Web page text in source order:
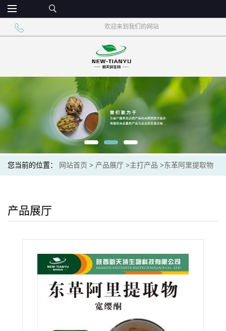
欢迎来到我们的网站
您当前的位置： 网站首页 > 产品展厅 >主打产品 >东革阿里提取物
产品展厅